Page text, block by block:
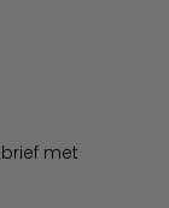
met